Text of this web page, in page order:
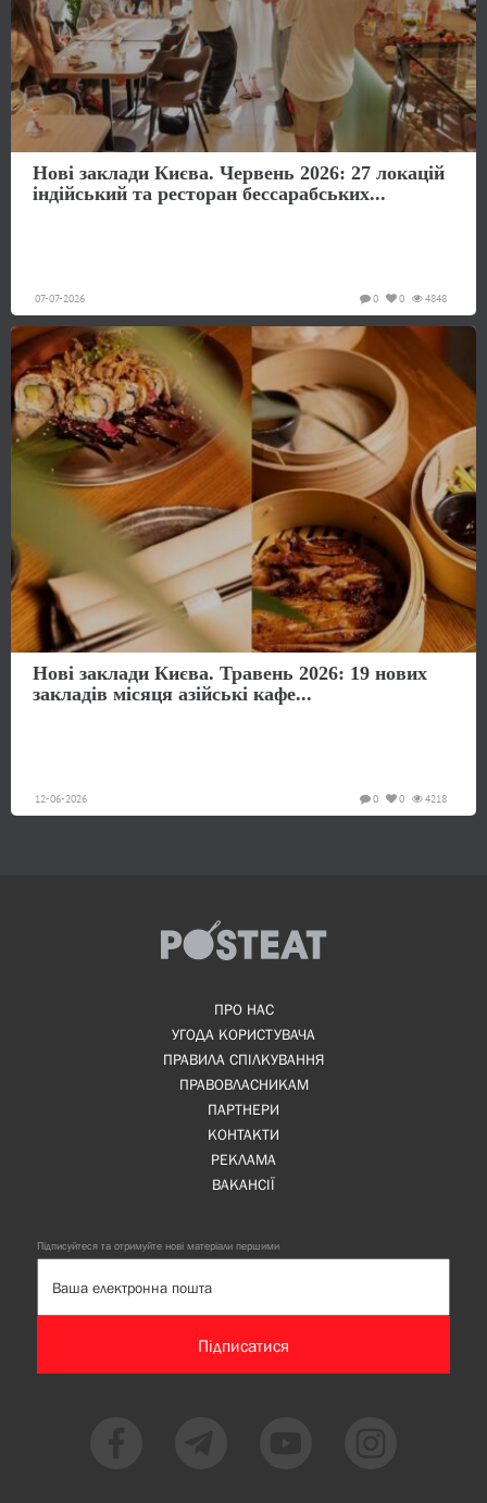
Нові заклади Києва. Червень 2026: 27 локацій
індійський та ресторан бессарабських...
07-07-2026 4848
0
0
Нові заклади Києва. Травень 2026: 19 нових
закладів місяця азійські кафе...
12-06-2026 4218
0
0
ПРО НАС
УГОДА КОРИСТУВАЧА
ПРАВИЛА СПІЛКУВАННЯ
ПРАВОВЛАСНИКАМ
ПАРТНЕРИ
КОНТАКТИ
РЕКЛАМА
ВАКАНСІЇ
Підписуйтеся та отримуйте нові матеріали першими
Підписатися